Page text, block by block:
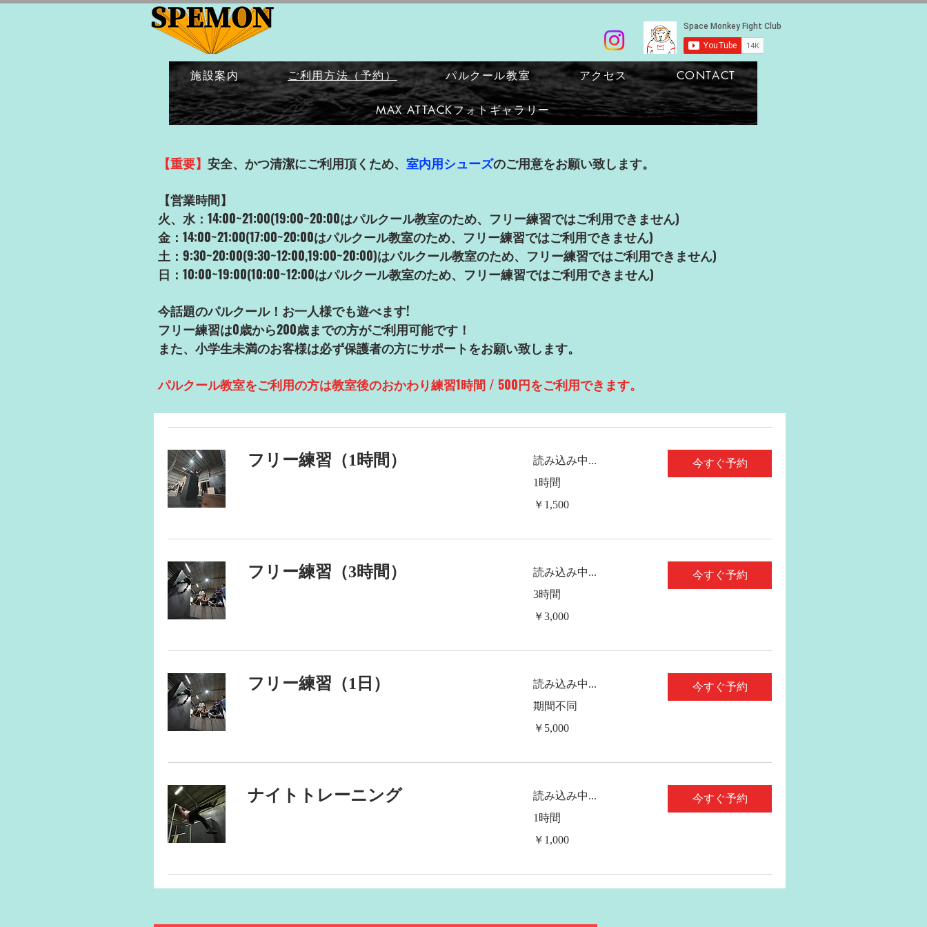
施設案内 ご利用方法（予約） パルクール教室 アクセス CONTACT
MAX ATTACKフォトギャラリー
【重要】 安全、かつ清潔にご利用頂くため、 室内用シューズのご用意をお願い致します。
【営業時間】
火、水：14:00~21:00(19:00~20:00はパルクール教室のため、フリー練習ではご利用できません)
金：14:00~21:00(17:00~20:00はパルクール教室のため、フリー練習ではご利用できません)
土：9:30~20:00(9:30~12:00,19:00~20:00)はパルクール教室のため、フリー練習ではご利用できません)
日：10:00~19:00(10:00~12:00はパルクール教室のため、フリー練習ではご利用できません)
今話題のパルクール！お一人様でも遊べます!
フリー練習は0歳から200歳までの方がご利用可能です！
また、小学生未満のお客様は必ず保護者の方にサポートをお願い致します。
パルクール教室をご利用の方は教室後のおかわり練習1時間 / 500円をご利用できます。
フリー練習（1時間）
読み込み中...
1時間
円
￥1,500
今すぐ予約
フリー練習（3時間）
読み込み中...
3時間
円
￥3,000
今すぐ予約
フリー練習（1日）
読み込み中...
期間不同
円
￥5,000
今すぐ予約
ナイトトレーニング
読み込み中...
1時間
円
￥1,000
今すぐ予約